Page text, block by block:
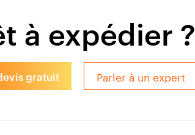
à expédier ?
gratuit Parler à un expert